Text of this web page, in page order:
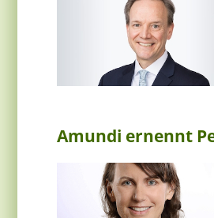
Amundi ernennt